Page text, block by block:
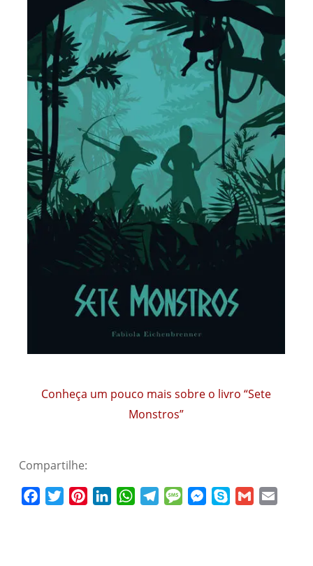
Conheça um pouco mais sobre o livro “Sete
Monstros”
Compartilhe:
FacebookTwitterPinterestLinkedInWhatsAppTelegramMessageMessenger
Skype Gmail